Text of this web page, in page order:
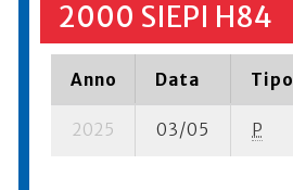
2000 SIEPI H84
Anno Data Tipo
2025 03/05 P